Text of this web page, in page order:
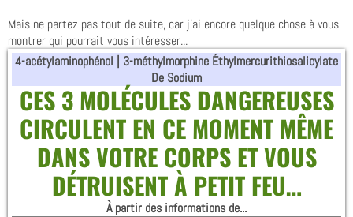
Mais ne partez pas tout de suite, car j'ai encore quelque chose à vous
montrer qui pourrait vous intéresser...
4-acétylaminophénol | 3-méthylmorphine Éthylmercurithiosalicylate
De Sodium
CES 3 MOLÉCULES DANGEREUSES
CIRCULENT EN CE MOMENT MÊME
DANS VOTRE CORPS ET VOUS
DÉTRUISENT À PETIT FEU…
À partir des informations de...